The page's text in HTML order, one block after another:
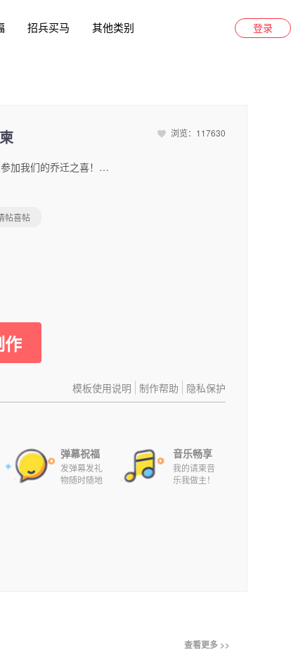
招兵买马 其他类别 登录
喜庆乔迁新居乔迁之喜暖房邀请函请柬。诚挚邀请您参加我们的乔迁之喜！。WELCOME 欢迎携眷光临共同庆贺乔迁之喜 [[出席人数]] [[姓名]] 【【提交 】】 [[电话]] ·RSVP· XXX & XXX 夫妇敬邀 北京市 北京市朝阳区喜来登大酒店1号宴会厅 2025年06月08日星期一(农历五月初六)中午12点 ·设席· ·时间· - INVITATION - 06.08 2026 QIAO QIAN XIN JU 福满新居 乔迁大吉 尊敬的各位亲朋好友择良辰吉日 我喜迁新居恭请亲朋好友特设薄宴欢迎携眷光临共同庆贺乔迁之喜 吾家有喜 乔迁新居 2026
帖喜帖
浏览：117630
作
隐私保护
制作帮助
模板使用说明
弹幕祝福
发弹幕发礼
物随时随地
音乐畅享
我的请柬音
乐我做主！
查看更多 >>